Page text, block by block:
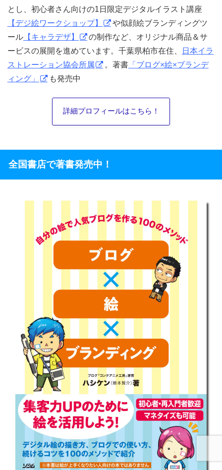
とし、初心者さん向けの1日限定デジタルイラスト講座
【デジ絵ワークショップ】
や似顔絵ブランディングツ
ール【キャラデザ】
の制作など、オリジナル商品＆サ
ービスの展開を進めています。千葉県柏市在住、
日本イラ
ストレーション協会所属
。著書「ブログ×絵×ブランデ
ィング」
も発売中
詳細プロフィールはこちら！
全国書店で著書発売中！